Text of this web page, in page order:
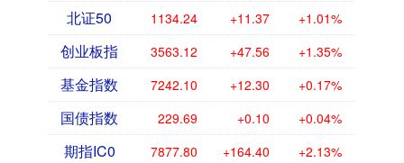
北证50 1134.24 +11.37 +1.01%
创业板指 3563.12 +47.56 +1.35%
基金指数 7242.10 +12.30 +0.17%
国债指数 229.69 +0.10 +0.04%
期指IC0 7877.80 +164.40 +2.13%